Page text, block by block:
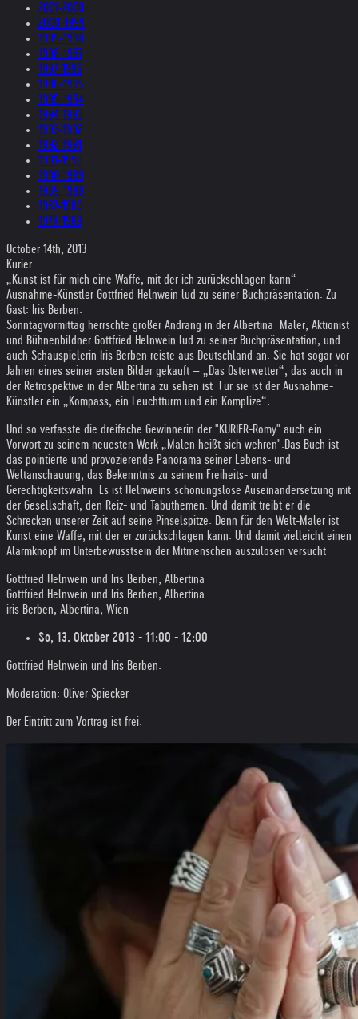
2001-2000
2000-1999
1999-1998
1998-1997
1997-1996
1996-1995
1995-1994
1994-1993
1993-1992
1992-1991
1991-1990
1990-1989
1989-1988
1987-1980
1979-1969
October 14th, 2013
Kurier
„Kunst ist für mich eine Waffe, mit der ich zurückschlagen kann“
Ausnahme-Künstler Gottfried Helnwein lud zu seiner Buchpräsentation. Zu
Gast: Iris Berben.
Sonntagvormittag herrschte großer Andrang in der Albertina. Maler, Aktionist
und Bühnenbildner Gottfried Helnwein lud zu seiner Buchpräsentation, und
auch Schauspielerin Iris Berben reiste aus Deutschland an. Sie hat sogar vor
Jahren eines seiner ersten Bilder gekauft – „Das Osterwetter“, das auch in
der Retrospektive in der Albertina zu sehen ist. Für sie ist der Ausnahme-
Künstler ein „Kompass, ein Leuchtturm und ein Komplize“.
Und so verfasste die dreifache Gewinnerin der "KURIER-Romy" auch ein
Vorwort zu seinem neuesten Werk „Malen heißt sich wehren". Das Buch ist
das pointierte und provozierende Panorama seiner Lebens- und
Weltanschauung, das Bekenntnis zu seinem Freiheits- und
Gerechtigkeitswahn. Es ist Helnweins schonungslose Auseinandersetzung mit
der Gesellschaft, den Reiz- und Tabuthemen. Und damit treibt er die
Schrecken unserer Zeit auf seine Pinselspitze. Denn für den Welt-Maler ist
Kunst eine Waffe, mit der er zurückschlagen kann. Und damit vielleicht einen
Alarmknopf im Unterbewusstsein der Mitmenschen auszulösen versucht.
Gottfried Helnwein und Iris Berben, Albertina
Gottfried Helnwein und Iris Berben, Albertina
iris Berben, Albertina, Wien
So, 13. Oktober 2013 - 11:00 - 12:00
Gottfried Helnwein und Iris Berben.
Moderation: Oliver Spiecker
Der Eintritt zum Vortrag ist frei.